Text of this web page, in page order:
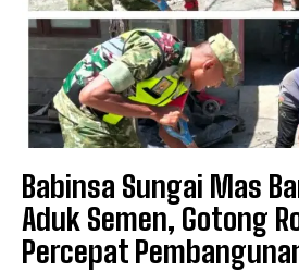
Babinsa Sungai Mas
Aduk Semen, Gotong
Percepat